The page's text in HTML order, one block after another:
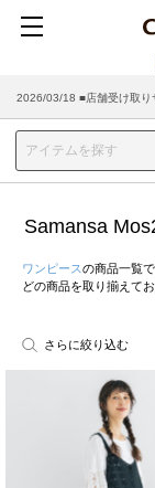
2026/03/18 ■店舗受け取り
Samansa
ワンピースの商品一覧
どの商品を取り揃えてお
さらに絞り込む